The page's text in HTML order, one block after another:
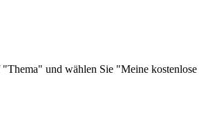
und wählen Sie "Meine